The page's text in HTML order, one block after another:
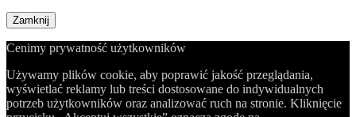
Zamknij
Cenimy prywatność użytkowników
Używamy plików cookie, aby poprawić jakość przeglądania,
wyświetlać reklamy lub treści dostosowane do indywidualnych
potrzeb użytkowników oraz analizować ruch na stronie. Kliknięcie